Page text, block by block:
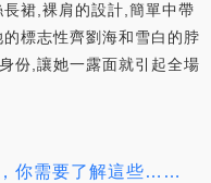
裙,裸肩的設計,簡單中帶
標志性齊劉海和雪白的脖
份,讓她一露面就引起全場
你需要了解這些……